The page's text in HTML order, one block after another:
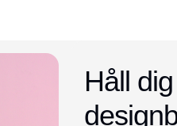
segmenten
Håll